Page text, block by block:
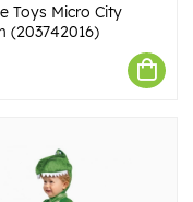
Toys Micro City
(203742016)